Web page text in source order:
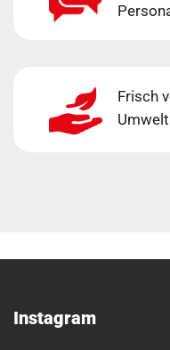
Frisch
Instagram